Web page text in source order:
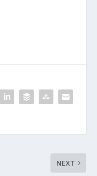
NEXT